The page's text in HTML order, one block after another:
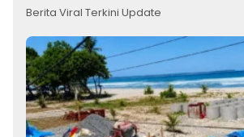
Berita Viral Terkini Update